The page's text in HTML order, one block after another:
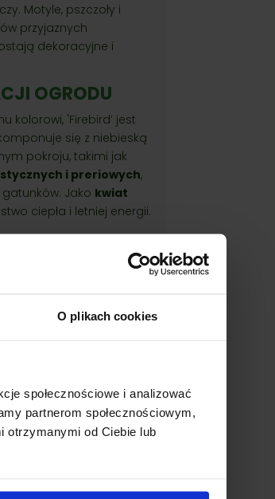
O plikach cookies
społecznościowe i analizować
partnerom społecznościowym,
otrzymanymi od Ciebie lub
Motyle, pszczoły i
przyjaznych
dekoracyjne i
OGRODU
kolorowi, 'Firebird’ jest
się z niebieską
pokroju, takimi jak
i preriowych,
Jako kwiat
ciepła i letniej energii.
Dostępny
Tojeść orzęsiona
cen: